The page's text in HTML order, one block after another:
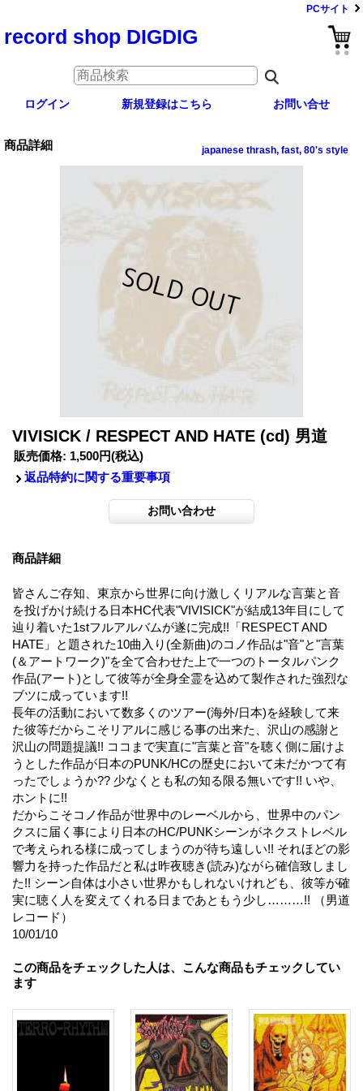
PCサイト
record shop DIGDIG
ログイン 新規登録はこちら お問い合せ
商品詳細 japanese thrash, fast, 80's style
VIVISICK / RESPECT AND HATE (cd) 男道
販売価格: 1,500円(税込)
返品特約に関する重要事項
商品詳細
皆さんご存知、東京から世界に向け激しくリアルな言葉と音
を投げかけ続ける日本HC代表"VIVISICK"が結成13年目にして
辿り着いた1stフルアルバムが遂に完成!!「RESPECT AND
HATE」と題された10曲入り(全新曲)のコノ作品は"音"と"言葉
(＆アートワーク)"を全て合わせた上で一つのトータルパンク
作品(アート)として彼等が全身全霊を込めて製作された強烈な
ブツに成っています!!
長年の活動において数多くのツアー(海外/日本)を経験して来
た彼等だからこそリアルに感じる事の出来た、沢山の感謝と
沢山の問題提議!! ココまで実直に"言葉と音"を聴く側に届けよ
うとした作品が日本のPUNK/HCの歴史において未だかつて有
ったでしょうか?? 少なくとも私の知る限る無いです!! いや、
ホントに!!
だからこそコノ作品が世界中のレーベルから、世界中のパン
クスに届く事により日本のHC/PUNKシーンがネクストレベル
で考えられる様に成ってしまうのが待ち遠しい!! それほどの影
響力を持った作品だと私は昨夜聴き(読み)ながら確信致しまし
た!! シーン自体は小さい世界かもしれないけれども、彼等が確
実に聴く人を変えてくれる日まであともう少し………!! （男道
レコード）
10/01/10
この商品をチェックした人は、こんな商品もチェックしてい
ます